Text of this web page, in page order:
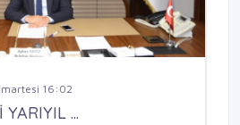
16:02
...